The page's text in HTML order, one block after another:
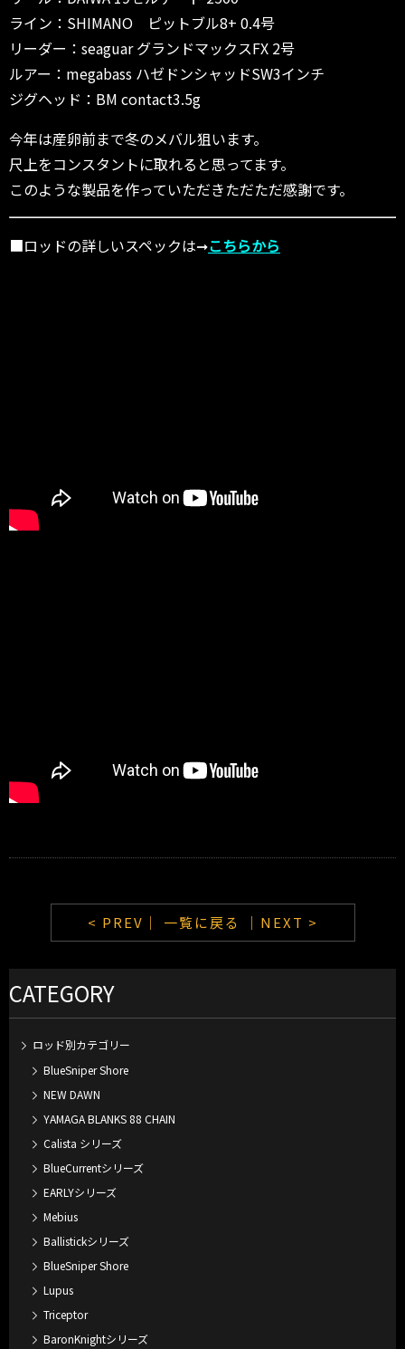
ライン：SHIMANO ピットブル8+ 0.4号
リーダー：seaguar グランドマックスFX 2号
ルアー：megabass ハゼドンシャッドSW3インチ
ジグヘッド：BM contact3.5g
今年は産卵前まで冬のメバル狙います。
尺上をコンスタントに取れると思ってます。
このような製品を作っていただきただただ感謝です。
■ロッドの詳しいスペックは➞こちらから
< PREV｜ 一覧に戻る ｜NEXT >
CATEGORY
ロッド別カテゴリー
BlueSniper Shore
NEW DAWN
YAMAGA BLANKS 88 CHAIN
Calista シリーズ
BlueCurrentシリーズ
EARLYシリーズ
Mebius
Ballistickシリーズ
BlueSniper Shore
Lupus
Triceptor
BaronKnightシリーズ